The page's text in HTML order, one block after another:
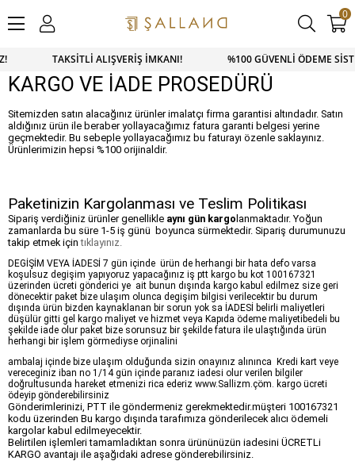
TAKSİTLİ ALIŞVERİŞ İMKANI! %100 GÜVENLİ ÖDEME
0
KARGO VE İADE PROSEDÜRÜ
Sitemizden satın alacağınız ürünler imalatçı firma garantisi altındadır. Satın
aldığınız ürün ile beraber yollayacağımız fatura garanti belgesi yerine
geçmektedir. Bu sebeple yollayacağımız bu faturayı özenle saklayınız.
Ürünlerimizin hepsi %100 orijinaldir.
Paketinizin Kargolanması ve Teslim Politikası
Sipariş verdiğiniz ürünler genellikle aynı gün kargo lanmaktadır. Yoğun
zamanlarda bu süre 1-5 iş günü boyunca sürmektedir. Sipariş durumunuzu
takip etmek içintıklayınız.
DEGİŞİM VEYA İADESİ 7 gün içinde ürün de herhangi bir hata defo varsa
koşulsuz degişim yapıyoruz yapacağınız iş ptt kargo bu kot 100167321
üzerinden ücreti gönderici ye ait bunun dışında kargo kabul edilmez size geri
dönecektir paket bize ulaşım olunca degişim bilgisi verilecektir bu durum
dışında ürün bizden kaynaklanan bir sorun yok sa İADESİ belirli maliyetleri
düşülür gitti gel kargo maliyet ve hizmet veya Kapıda ödeme maliyetibedeli bu
şekilde iade olur paket bize sorunsuz bir şekilde fatura ile ulaştığında ürün
herhangi bir işlem görmediyse orjinalini
ambalaj içinde bize ulaşım olduğunda sizin onayınız alınınca Kredi kart veye
vereceginiz iban no 1/14 gün içinde paranız iadesi olur verilen bilgiler
doğrultusunda hareket etmenizi rica ederiz www.Sallizm.çöm. kargo ücreti
ödeyip gönderebilirsiniz
Gönderimlerinizi, PTT ile göndermeniz gerekmektedir.müşteri 100167321
kodu üzerinden Bu kargo dışında tarafımıza gönderilecek alıcı ödemeli
kargolar kabul edilmeyecektir.
Belirtilen işlemleri tamamladıktan sonra ürününüzün iadesini ÜCRETLi
KARGO avantajı ile aşağıdaki adrese gönderebilirsiniz.